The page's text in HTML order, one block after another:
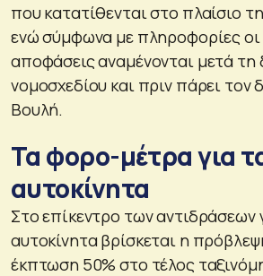
που κατατίθενται στο πλαίσιο
ενώ σύμφωνα με πληροφορίες οι
αποφάσεις αναμένονται μετά τη
νομοσχεδίου και πριν πάρει
Βουλή.
Τα φορο-μέτρα για
αυτοκίνητα
Στο επίκεντρο των αντιδράσεων
αυτοκίνητα βρίσκεται η
έκπτωση 50% στο τέλος